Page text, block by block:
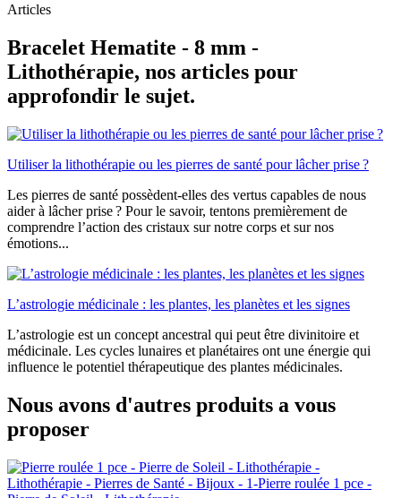
Articles
Bracelet Hematite - 8 mm -
Lithothérapie, nos articles pour
approfondir le sujet.
Utiliser la lithothérapie ou les pierres de santé pour lâcher prise ?
Les pierres de santé possèdent-elles des vertus capables de nous
aider à lâcher prise ? Pour le savoir, tentons premièrement de
comprendre l’action des cristaux sur notre corps et sur nos
émotions...
L’astrologie médicinale : les plantes, les planètes et les signes
L’astrologie est un concept ancestral qui peut être divinitoire et
médicinale. Les cycles lunaires et planétaires ont une énergie qui
influence le potentiel thérapeutique des plantes médicinales.
Nous avons d'autres produits a vous
proposer